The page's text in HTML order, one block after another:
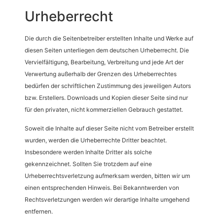
Urheberrecht
Die durch die Seitenbetreiber erstellten Inhalte und Werke auf
diesen Seiten unterliegen dem deutschen Urheberrecht. Die
Vervielfältigung, Bearbeitung, Verbreitung und jede Art der
Verwertung außerhalb der Grenzen des Urheberrechtes
bedürfen der schriftlichen Zustimmung des jeweiligen Autors
bzw. Erstellers. Downloads und Kopien dieser Seite sind nur
für den privaten, nicht kommerziellen Gebrauch gestattet.
Soweit die Inhalte auf dieser Seite nicht vom Betreiber erstellt
wurden, werden die Urheberrechte Dritter beachtet.
Insbesondere werden Inhalte Dritter als solche
gekennzeichnet. Sollten Sie trotzdem auf eine
Urheberrechtsverletzung aufmerksam werden, bitten wir um
einen entsprechenden Hinweis. Bei Bekanntwerden von
Rechtsverletzungen werden wir derartige Inhalte umgehend
entfernen.